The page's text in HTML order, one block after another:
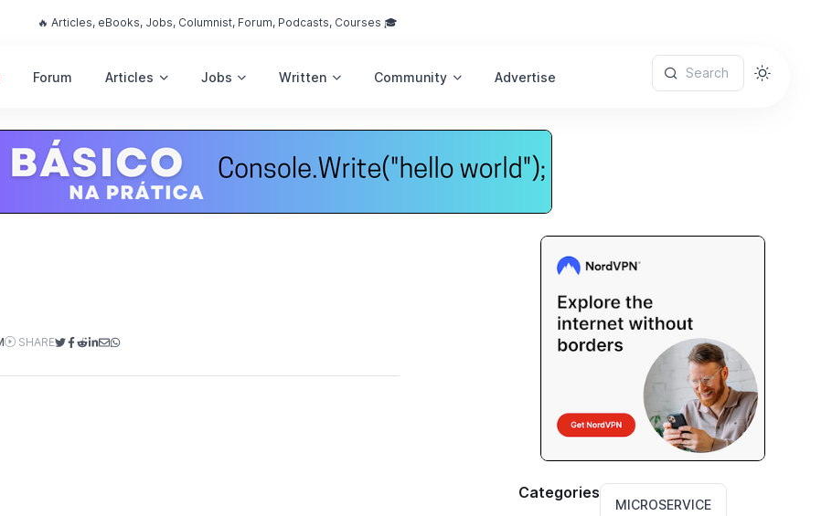
🔥 Articles, eBooks, Jobs, Columnist, Forum, Podcasts, Courses 🎓
Forum Articles Jobs Written Community Advertise Search
SHARE
Categories
MICROSERVICE